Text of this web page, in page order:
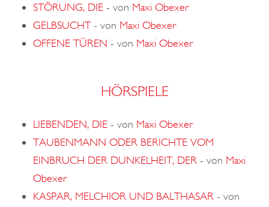
STÖRUNG, DIE - von Maxi Obexer
GELBSUCHT- von Maxi Obexer
OFFENE TÜREN - von Maxi Obexer
HÖRSPIELE
LIEBENDEN, DIE - von Maxi Obexer
TAUBENMANN ODER BERICHTE VOM
EINBRUCH DER DUNKELHEIT, DER - von Maxi
Obexer
KASPAR, MELCHIOR UND BALTHASAR - von